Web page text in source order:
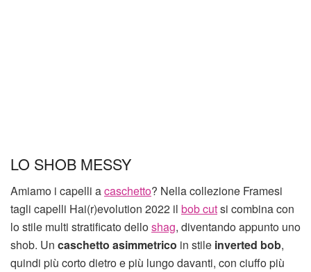
LO SHOB MESSY
Amiamo i capelli acaschetto? Nella collezione Framesi
tagli capelli Hai(r)evolution 2022 il bob cutsi combina con
lo stile multi stratificato delloshag, diventando appunto uno
shob. Un caschetto asimmetrico in stile inverted bob,
quindi più corto dietro e più lungo davanti, con ciuffo più